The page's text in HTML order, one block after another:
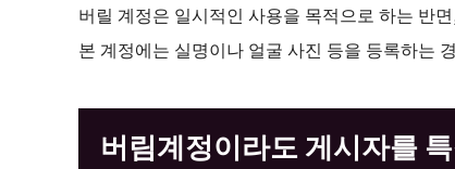
버릴 계정은 일시적인 사용을 목적으로 하는 반
본 계정에는 실명이나 얼굴 사진 등을 등록하는
버림계정이라도 게시자를